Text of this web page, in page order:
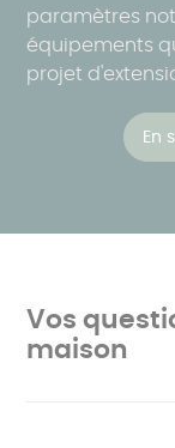
paramètres
équipements
projet
En
Vos
maison